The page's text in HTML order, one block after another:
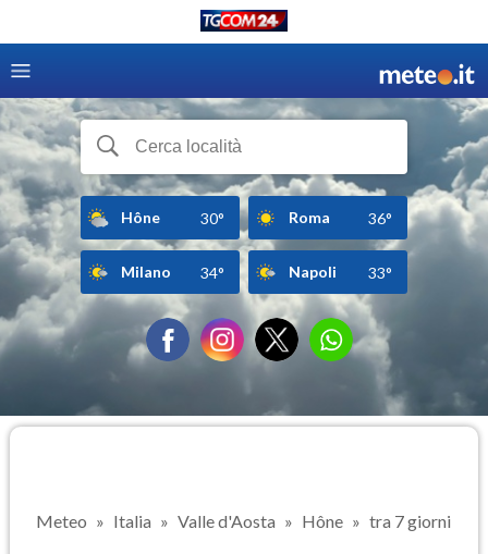
Hône 30° Roma 36°
Milano 34° Napoli 33°
Meteo Italia Valle d'Aosta Hône tra 7 giorni